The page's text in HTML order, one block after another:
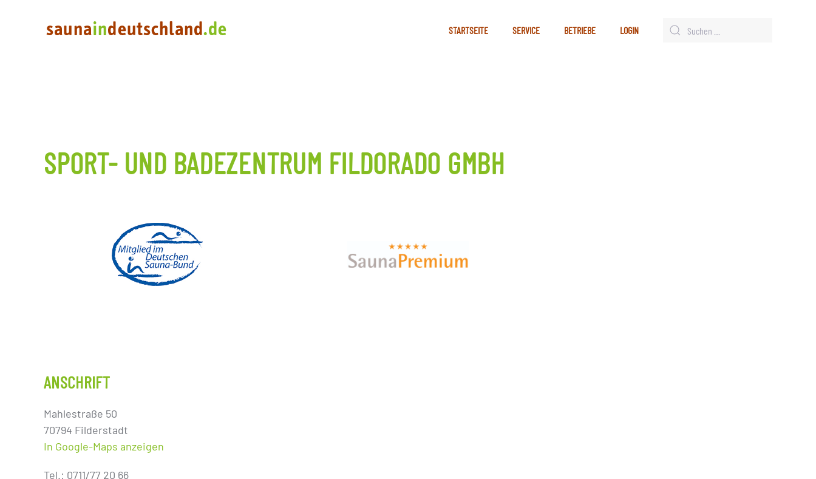
STARTSEITE SERVICE BETRIEBE LOGIN
SPORT- UND BADEZENTRUM FILDORADO GMBH
ANSCHRIFT
Mahlestraße 50
70794 Filderstadt
In Google-Maps anzeigen
Tel.: 0711/77 20 66